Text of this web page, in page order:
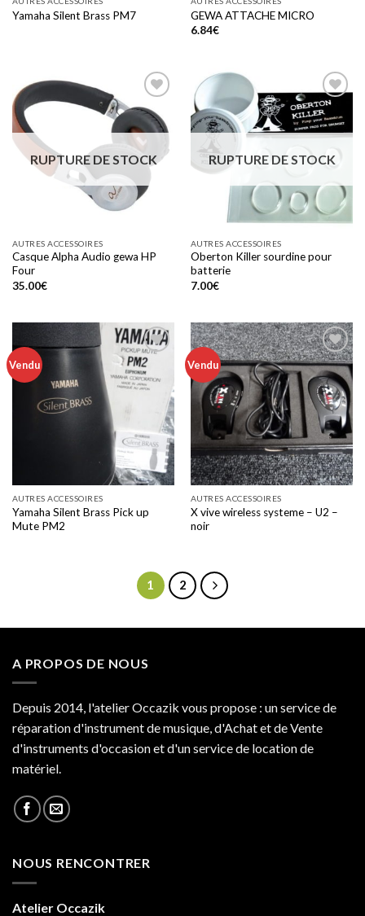
Yamaha Silent Brass PM7
GEWA ATTACHE MICRO
6.84€
Add to
wishlist
RUPTURE DE STOCK
AUTRES ACCESSOIRES
Casque Alpha Audio gewa HP
Four
35.00€
Add to
RUPTURE DE STOCK
AUTRES ACCESSOIRES
Oberton Killer sourdine pour
batterie
7.00€
Vendu
Add to
wishlist
AUTRES ACCESSOIRES
Yamaha Silent Brass Pick up
Mute PM2
Vendu
Add to
wishlist
AUTRES ACCESSOIRES
X vive wireless systeme – U2 –
noir
1 2
A PROPOS DE NOUS
Depuis 2014, l'atelier Occazik vous propose : un service de
réparation d'instrument de musique, d'Achat et de Vente
d'instruments d'occasion et d'un service de location de
matériel.
NOUS RENCONTRER
Atelier Occazik